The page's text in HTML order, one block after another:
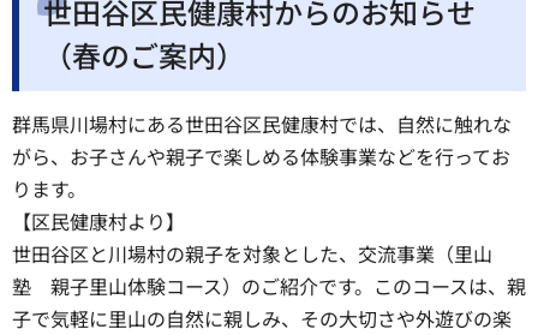
世田谷区民健康村からのお知らせ
（春のご案内）
群馬県川場村にある世田谷区民健康村では、自然に触れな
がら、お子さんや親子で楽しめる体験事業などを行ってお
ります。
【区民健康村より】
世田谷区と川場村の親子を対象とした、交流事業（里山
塾 親子里山体験コース）のご紹介です。このコースは、親
子で気軽に里山の自然に親しみ、その大切さや外遊びの楽